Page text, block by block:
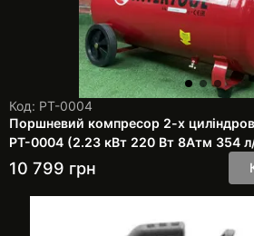
Код: PT-0004
Поршневий компресор 2-х
PT-0004 (2.23 кВт 220 Вт 8Атм 354
10 799 грн